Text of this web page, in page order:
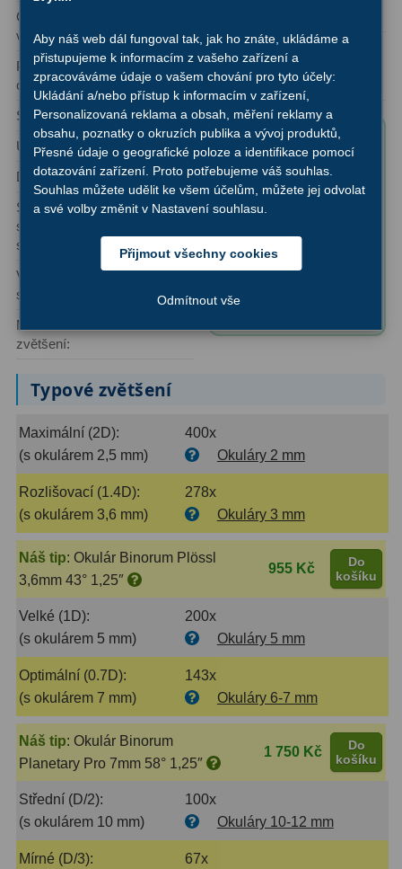
Ostatní
Seřízení
Laserové kolimátory6
Optické kolimátory11
Umělé hvězdy5
Zrcátka a hranoly61
Diagonální zrcátka36
AstroFoto
Planetární kamery
Deep-Sky kamery
Guiding kamery14
T-kroužky16
Adaptéry projekční11
Adaptéry T239
Adaptéry M4833
Filtry IR-Pass6
Filtry IR-Block10
Filtry Clip5
Filtry CCD Hα, OIII
Ohnisková
vzdálenost:
Průměr
objektivu:
203 mm (8″)
Světelnost:
f/4,9
Úhlové rozlišení:
0,57"
Dosah:
13,3 magnituda
Síla
sbírání
světla:
841x(ve srovnání
okem)
Výrobní
série:
SkyViewPro
Maximální užitečné
zvětšení:
Oblast použití:
Astrofotografie, Pozorování
vesmíru, Pozorování planet
Obsah balení
produktu "Hvězdářský
dalekohled Orion N
203/1000 SkyViewPro
✅ 1,25″ eyepieces:
SPL 25mm, SPL
10mm
Typové zvětšení
Maximální (2D):
400x
(s okulárem 2,5 mm)
Okuláry 2 mm
Rozlišovací (1.4D):
278x
(s okulárem 3,6 mm)
Okuláry 3 mm
Náš tip: Okulár Binorum Plössl
3,6mm 43° 1,25″
955 Kč
Do
košíku
Velké (1D):
200x
(s okulárem 5 mm)
Okuláry 5 mm
Optimální (0.7D):
143x
(s okulárem 7 mm)
Okuláry 6-7 mm
Náš tip: Okulár Binorum
Planetary Pro 7mm 58° 1,25″
1 750 Kč
Do
košíku
Střední (D/2):
100x
(s okulárem 10 mm)
Okuláry 10-12 mm
Mírné (D/3):
67x
Aby náš web dál fungoval tak, jak ho znáte, ukládáme a
přistupujeme k informacím z vašeho zařízení a
zpracováváme údaje o vašem chování pro tyto účely:
Ukládání a/nebo přístup k informacím v zařízení,
Personalizovaná reklama a obsah, měření reklamy a
obsahu, poznatky o okruzích publika a vývoj produktů,
Přesné údaje o geografické poloze a identifikace pomocí
dotazování zařízení. Proto potřebujeme váš souhlas.
Souhlas můžete udělit ke všem účelům, můžete jej odvolat
a své volby změnit v Nastavení souhlasu.
Přijmout všechny cookies
Odmítnout vše